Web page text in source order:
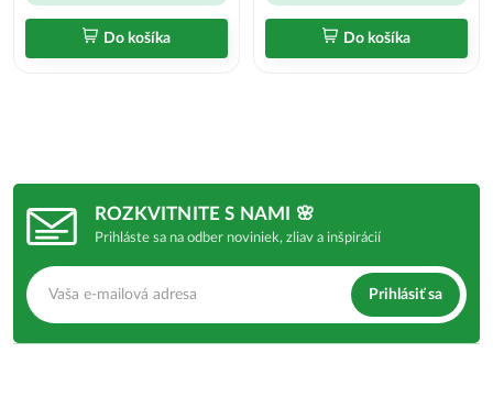
Do košíka Do košíka
ROZKVITNITE S NAMI 🌸
Prihláste sa na odber noviniek, zliav a inšpirácií
Prihlásiť sa